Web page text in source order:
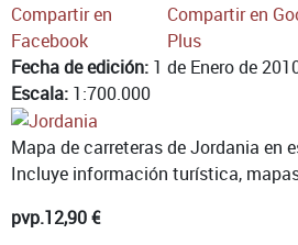
Compartir en
Facebook
Compartir en
Plus
Fecha de edición: 1 de Enero de
Escala: 1:700.000
Mapa de carreteras de Jordania en
Incluye información turística,
pvp.12,90 €